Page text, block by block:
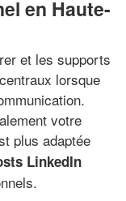
en Haute-
et les supports
lorsque
votre
plus adaptée
LinkedIn